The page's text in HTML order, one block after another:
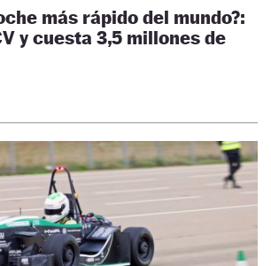
más rápido del mundo?:
y cuesta 3,5 millones de